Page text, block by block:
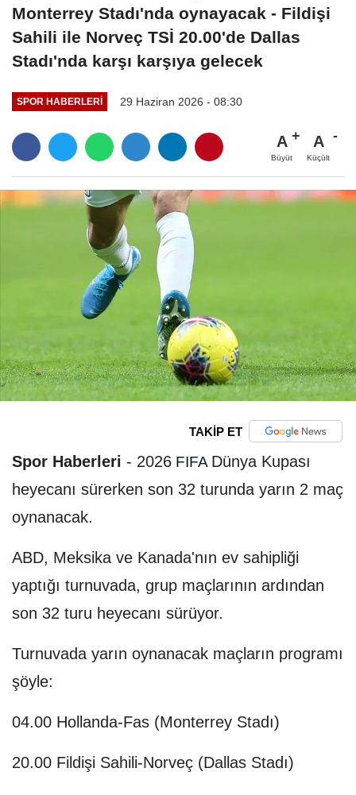
Monterrey Stadı'nda oynayacak - Fildişi
Sahili ile Norveç TSİ 20.00'de Dallas
Stadı'nda karşı karşıya gelecek
SPOR HABERLERI 29 Haziran 2026 - 08:30
A
Büyüt
A
Küçült
TAKİP ET
Spor Haberleri - 2026 FIFA Dünya Kupası
heyecanı sürerken son 32 turunda yarın 2 maç
oynanacak.
ABD, Meksika ve Kanada'nın ev sahipliği
yaptığı turnuvada, grup maçlarının ardından
son 32 turu heyecanı sürüyor.
Turnuvada yarın oynanacak maçların programı
şöyle:
04.00 Hollanda-Fas (Monterrey Stadı)
20.00 Fildişi Sahili-Norveç (Dallas Stadı)